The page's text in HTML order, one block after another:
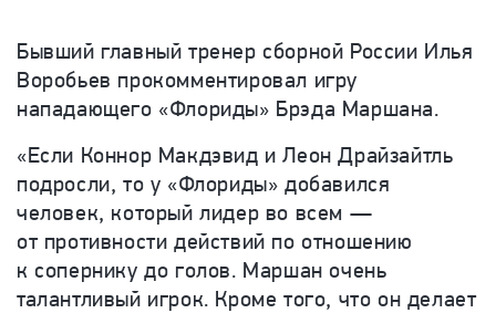
Бывший главный тренер сборной России Илья
Воробьев прокомментировал игру
нападающего «Флориды» Брэда Маршана.
«Если Коннор Макдэвид и Леон Драйзайтль
подросли, то у «Флориды» добавился
человек, который лидер во всем —
от противности действий по отношению
к сопернику до голов. Маршан очень
талантливый игрок. Кроме того, что он делает